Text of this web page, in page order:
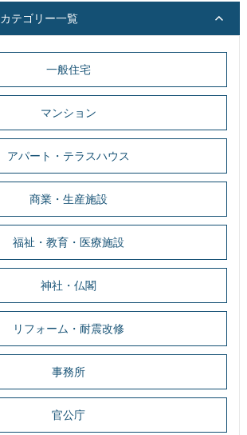
カテゴリー一覧
一般住宅
マンション
アパート・テラスハウス
商業・生産施設
福祉・教育・医療施設
神社・仏閣
リフォーム・耐震改修
事務所
官公庁